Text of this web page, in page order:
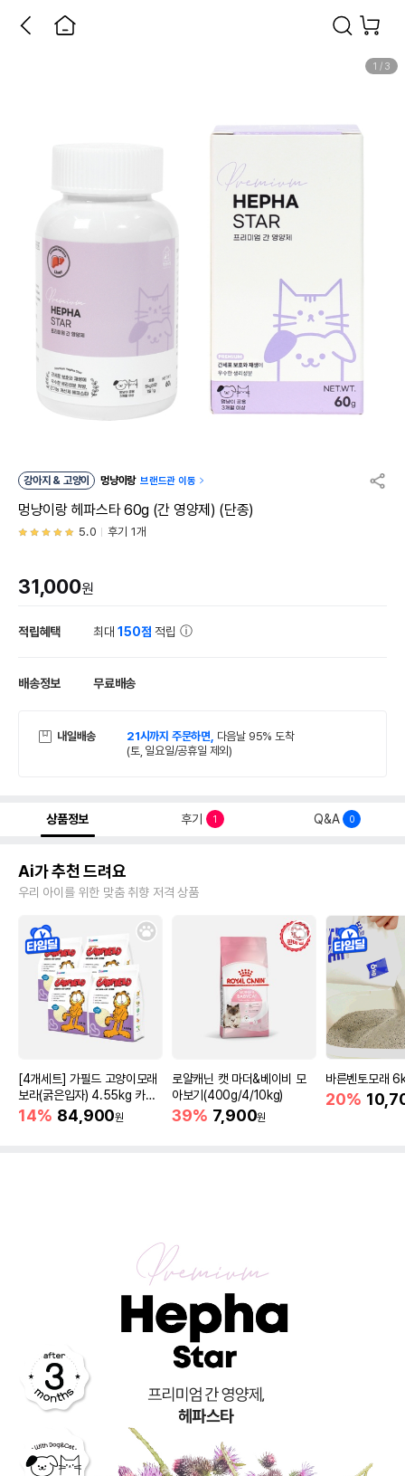
1 / 3
강아지 & 고양이 멍냥이랑 브랜드관 이동
멍냥이랑 헤파스타 60g (간 영양제) (단종)
5.0 후기 1개
31,000원
적립혜택 최대150점 적립
배송정보 무료배송
내일배송 21시까지 주문하면, 다음날 95% 도착
(토, 일요일/공휴일 제외)
상품정보 후기 1 Q&A 0
Ai가 추천 드려요
우리 아이를 위한 맞춤 취향 저격 상품
[4개세트] 가필드 고양이모래
보라(굵은입자) 4.55kg 카사
바모래
14% 84,900원
로얄캐닌 캣 마더&베이비 모
아보기(400g/4/10kg)
39% 7,900원
바른벤토모래
20%